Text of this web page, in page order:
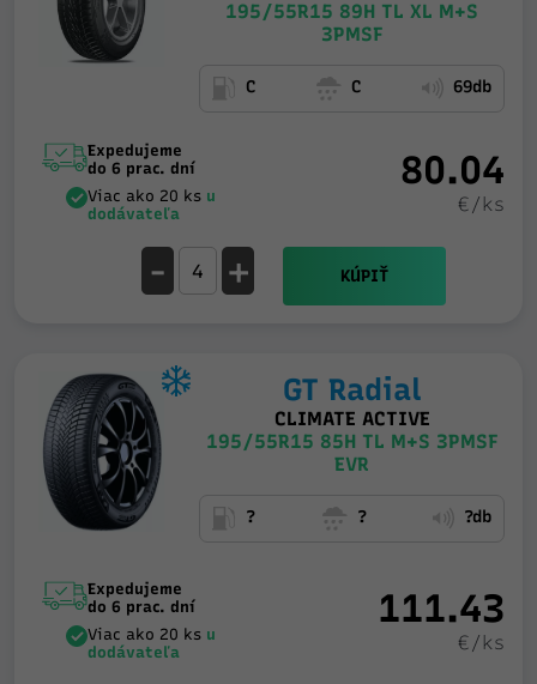
195/55R15 89H TL XL M+S
3PMSF
C C 69db
Expedujeme
do 6 prac. dní
Viac ako 20 ks u
dodávateľa
80.04
€/ks
- + KÚPIŤ
GT Radial
CLIMATE ACTIVE
195/55R15 85H TL M+S 3PMSF
EVR
? ? ?db
Expedujeme
do 6 prac. dní
Viac ako 20 ks u
dodávateľa
111.43
€/ks